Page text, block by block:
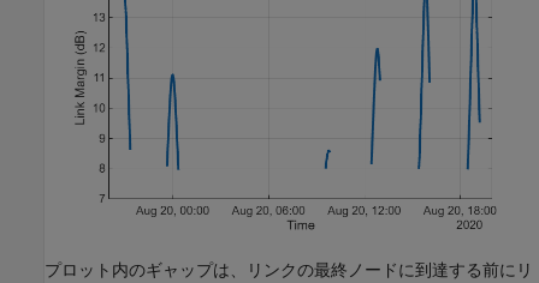
プロット内のギャップは、リンクの最終ノードに到達する前にリ